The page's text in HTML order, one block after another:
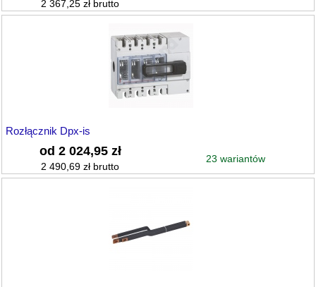
2 367,25 zł brutto
Rozłącznik Dpx-is
od 2 024,95 zł
2 490,69 zł brutto
23 wariantów